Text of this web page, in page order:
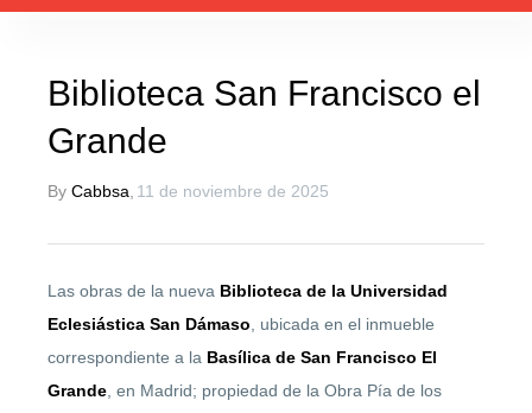
Biblioteca San Francisco el
Grande
By Cabbsa 11 de noviembre de 2025
Las obras de la nueva Biblioteca de la Universidad
Eclesiástica San Dámaso , ubicada en el inmueble
correspondiente a la Basílica de San Francisco El
Grande , en Madrid; propiedad de la Obra Pía de los